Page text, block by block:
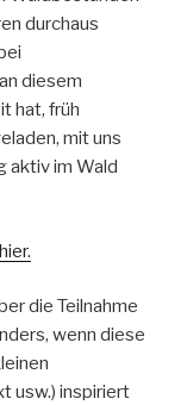
durchaus
diesem
hat, früh
mit uns
aktiv im Wald
die Teilnahme
wenn diese
usw.) inspiriert